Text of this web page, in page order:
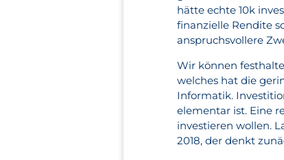
hätte echte 10k
finanzielle Rendite
anspruchsvollere
Wir können
welches hat die
Informatik.
elementar ist. Eine
investieren wollen.
2018, der denkt